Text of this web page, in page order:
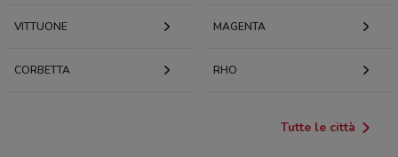
VITTUONE MAGENTA
CORBETTA RHO
Tutte le città